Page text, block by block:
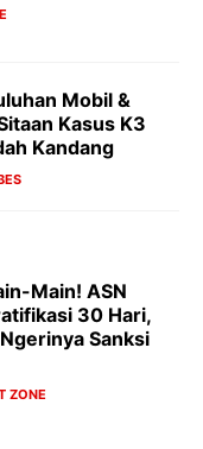
Mobil &
Kasus K3
Kandang
Main! ASN
30 Hari,
Sanksi
ZONE